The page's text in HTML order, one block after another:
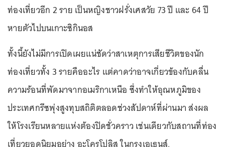
ท่องเที่ยวอีก 2 ราย เป็นหญิงชาวฝรั่งเศสวัย 73 ปี และ 64 ปี
หายตัวไปบนเกาะซิกินอส
ทั้งนี้ยังไม่มีการเปิดเผยแน่ชัดว่าสาเหตุการเสียชีวิตของนัก
ท่องเที่ยวทั้ง 3 รายคืออะไร แต่คาดว่าอาจเกี่ยวข้องกับคลื่น
ความร้อนที่พัดมาจากอเมริกาเหนือ ซึ่งทำให้อุณหภูมิของ
ประเทศกรีซพุ่งสูงทุบสถิติตลอดช่วงสัปดาห์ที่ผ่านมา ส่งผล
ให้โรงเรียนหลายแห่งต้องปิดชั่วคราว เช่นเดียวกับสถานที่ท่อง
เที่ยวยอดนิยมอย่าง อะโครโปลิส ในกรุงเอเธนส์.